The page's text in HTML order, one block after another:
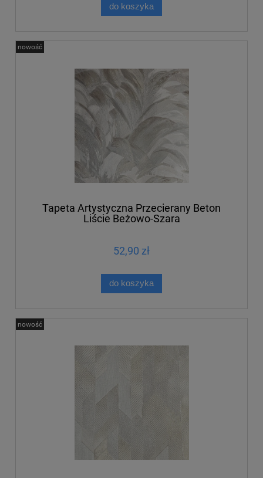
do koszyka
Tapeta Artystyczna Przecierany Beton
Liście Beżowo-Szara
52,90 zł
do koszyka
nowość
nowość